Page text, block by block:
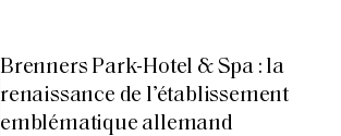
Brenners Park-Hotel & Spa : la
renaissance de l’établissement
emblématique allemand